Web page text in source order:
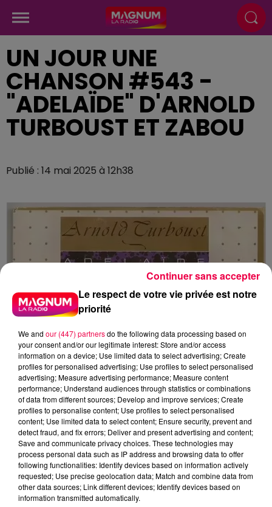
UN JOUR UNE
CHANSON #543 -
"ADELAÏDE" D'ARNOLD
TURBOUST ET ZABOU
Publié : 14 mai 2025 à 12h38
podcasts/2025/05/UJUC-7.mp3
Le respect de votre vie privée est notre
priorité
We and our (447) partnersdo the following data processing based on
your consent and/or our legitimate interest: Store and/or access
information on a device; Use limited data to select advertising; Create
profiles for personalised advertising; Use profiles to select personalised
advertising; Measure advertising performance; Measure content
performance; Understand audiences through statistics or combinations
of data from different sources; Develop and improve services; Create
profiles to personalise content; Use profiles to select personalised
content; Use limited data to select content; Ensure security, prevent and
detect fraud, and fix errors; Deliver and present advertising and content;
Save and communicate privacy choices. These technologies may
process personal data such as IP address and browsing data to offer
following functionalities: Identify devices based on information actively
requested; Use precise geolocation data; Match and combine data from
other data sources; Link different devices; Identify devices based on
information transmitted automatically.
Continuer sans accepter